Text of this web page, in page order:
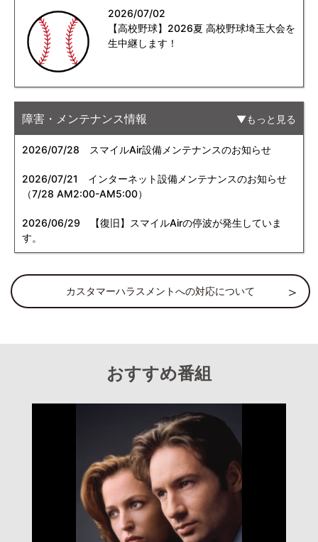
2026/07/02
【高校野球】2026夏 高校野球埼玉大会を
生中継します！
障害・メンテナンス情報 もっと見る
2026/07/28 スマイルAir設備メンテナンスのお知らせ
2026/07/21
インターネット設備メンテナンスのお知らせ
（7/28 AM2:00-AM5:00）
2026/06/29 【復旧】スマイルAirの停波が発生していま
す。
カスタマーハラスメントへの対応について
おすすめ番組